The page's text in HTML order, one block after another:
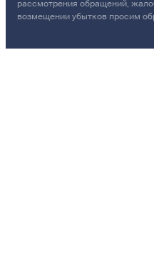
рассмотрения обращений,
возмещении убытков просим